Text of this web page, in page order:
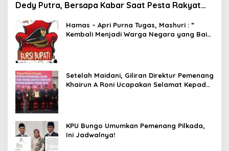
Dedy Putra, Bersapa Kabar Saat Pesta Rakyat
Hamas – Apri Purna Tugas, Mashuri : ”
Kembali Menjadi Warga Negara yang Baik,
Setelah Maidani, Giliran Direktur Pemenang
Khairun A Roni Ucapakan Selamat Kepada
KPU Bungo Umumkan Pemenang Pilkada,
Ini Jadwalnya!